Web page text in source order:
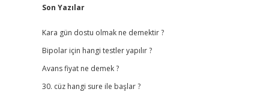
Sidebar
Son Yazılar
Kara gün dostu olmak ne demektir ?
Bipolar için hangi testler yapılır ?
Avans fiyat ne demek ?
30. cüz hangi sure ile başlar ?